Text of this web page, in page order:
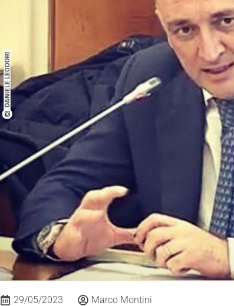
29/05/2023 Marco Montini